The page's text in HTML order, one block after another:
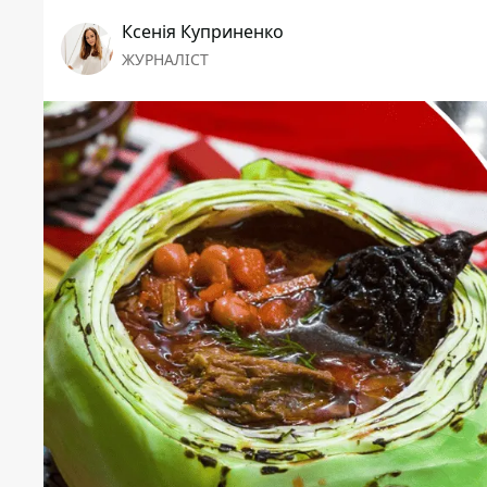
Ксенія Куприненко
ЖУРНАЛІСТ